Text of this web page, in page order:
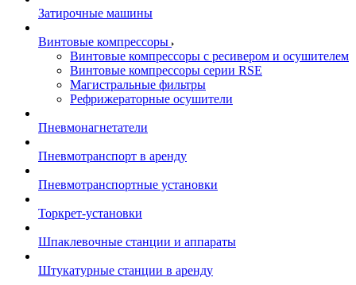
Затирочные машины
Винтовые компрессоры
Винтовые компрессоры с ресивером и осушителем
Винтовые компрессоры серии RSE
Магистральные фильтры
Рефрижераторные осушители
Пневмонагнетатели
Пневмотранспорт в аренду
Пневмотранспортные установки
Торкрет-установки
Шпаклевочные станции и аппараты
Штукатурные станции в аренду